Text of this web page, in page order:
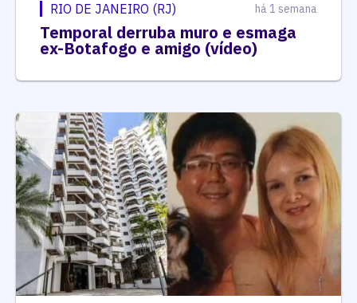
RIO DE JANEIRO (RJ) há 1 semana
Temporal derruba muro e esmaga
ex-Botafogo e amigo (vídeo)